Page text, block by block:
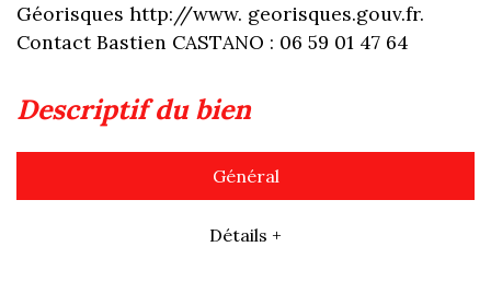
Géorisques http://www. georisques.gouv.fr.
Contact Bastien CASTANO : 06 59 01 47 64
descriptif du bien
Général
Détails +